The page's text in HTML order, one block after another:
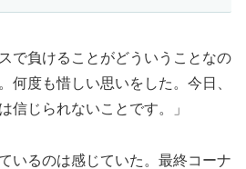
で負けることがどういうことなの
何度も惜しい思いをした。今日、
信じられないことです。」
いるのは感じていた。最終コーナ